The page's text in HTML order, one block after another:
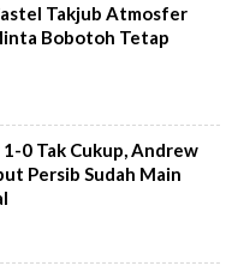
Takjub Atmosfer
Bobotoh Tetap
0 Tak Cukup, Andrew
Persib Sudah Main